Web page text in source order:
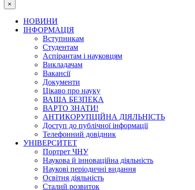
×
НОВИНИ
ІНФОРМАЦІЯ
Вступникам
Студентам
Аспірантам і науковцям
Викладачам
Вакансії
Документи
Цікаво про науку
ВАША БЕЗПЕКА
ВАРТО ЗНАТИ!
АНТИКОРУПЦІЙНА ДІЯЛЬНІСТЬ
Доступ до публічної інформації
Телефонний довідник
УНІВЕРСИТЕТ
Портрет ЧНУ
Наукова й інноваційна діяльність
Наукові періодичні видання
Освітня діяльність
Сталий розвиток